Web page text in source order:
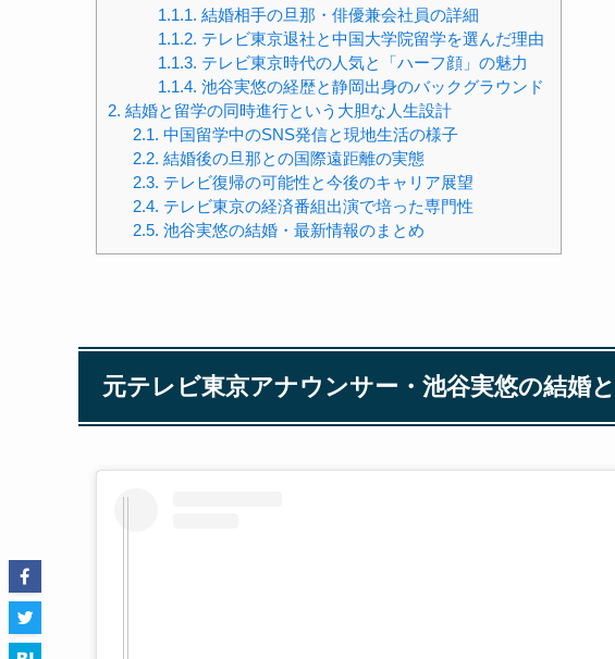
1.1.1. 結婚相手の旦那・俳優兼会社員の詳細
1.1.2. テレビ東京退社と中国大学院留学を選んだ理由
1.1.3. テレビ東京時代の人気と「ハーフ顔」の魅力
1.1.4. 池谷実悠の経歴と静岡出身のバックグラウンド
2. 結婚と留学の同時進行という大胆な人生設計
2.1. 中国留学中のSNS発信と現地生活の様子
2.2. 結婚後の旦那との国際遠距離の実態
2.3. テレビ復帰の可能性と今後のキャリア展望
2.4. テレビ東京の経済番組出演で培った専門性
2.5. 池谷実悠の結婚・最新情報のまとめ
元テレビ東京アナウンサー・池谷実悠の結婚